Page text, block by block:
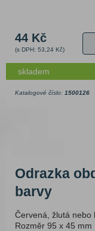
44 Kč
(s DPH: 53,24 Kč)
skladem
Katalogové číslo: 1500126
Odrazka
barvy
Červená, žlutá nebo
Rozměr 95 x 45 mm